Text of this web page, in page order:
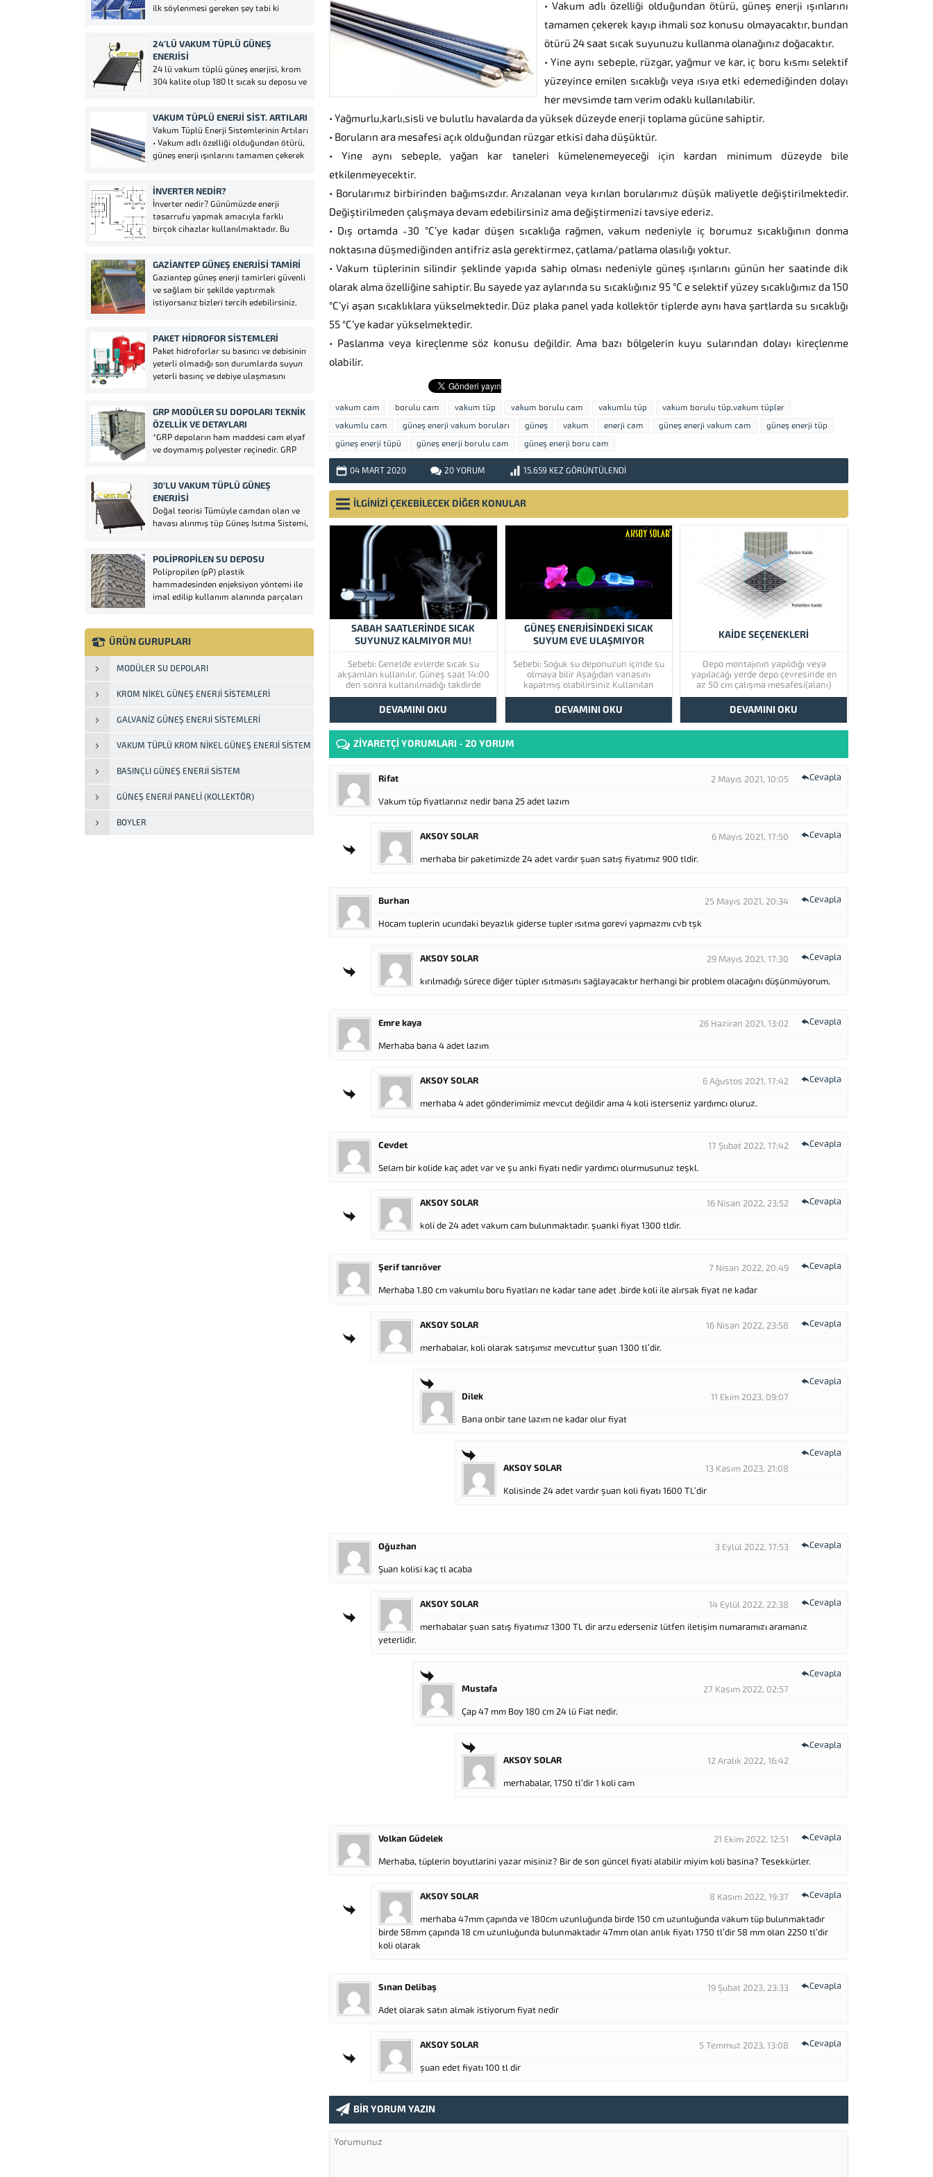
• Vakum adlı özelliği olduğundan ötürü, güneş enerji ışınlarını
tamamen çekerek kayıp ihmali soz konusu olmayacaktır, bundan
ötürü 24 saat sıcak suyunuzu kullanma olanağınız doğacaktır.
• Yine aynı sebeple, rüzgar, yağmur ve kar, iç boru kısmı selektif
yüzeyince emilen sıcaklığı veya ısıya etki edemediğinden dolayı
her mevsimde tam verim odaklı kullanılabilir.
• Yağmurlu,karlı,sisli ve bulutlu havalarda da yüksek düzeyde enerji toplama gücüne sahiptir.
• Boruların ara mesafesi açık olduğundan rüzgar etkisi daha düşüktür.
• Yine aynı sebeple, yağan kar taneleri kümelenemeyeceği için kardan minimum düzeyde bile
etkilenmeyecektir.
• Borularımız birbirinden bağımsızdır. Arızalanan veya kırılan borularımız düşük maliyetle değiştirilmektedir.
Değiştirilmeden çalışmaya devam edebilirsiniz ama değiştirmenizi tavsiye ederiz.
• Dış ortamda -30 °C’ye kadar düşen sıcaklığa rağmen, vakum nedeniyle iç borumuz sıcaklığının donma
noktasına düşmediğinden antifriz asla gerektirmez, çatlama/patlama olasılığı yoktur.
• Vakum tüplerinin silindir şeklinde yapıda sahip olması nedeniyle güneş ışınlarını günün her saatinde dik
olarak alma özelliğine sahiptir. Bu sayede yaz aylarında su sıcaklığınız 95 °C e selektif yüzey sıcaklığımız da 150
°C’yi aşan sıcaklıklara yükselmektedir. Düz plaka panel yada kollektör tiplerde aynı hava şartlarda su sıcaklığı
55 °C’ye kadar yükselmektedir.
• Paslanma veya kireçlenme söz konusu değildir. Ama bazı bölgelerin kuyu sularından dolayı kireçlenme
olabilir.
vakum cam borulu cam vakum tüp vakum borulu cam vakumlu tüp
vakum borulu tüp.vakum tüpler
vakumlu cam
güneş enerji vakum boruları güneş vakum enerji cam güneş enerji vakum cam
güneş enerji tüp
güneş enerji tüpü
güneş enerji borulu cam güneş enerji boru cam
04 MART 2020 20 YORUM 15.659 KEZ GÖRÜNTÜLENDI
İLGİNİZİ ÇEKEBİLECEK DİĞER KONULAR
SABAH SAATLERINDE SICAK
SUYUNUZ KALMIYOR MU!
Sebebi: Genelde evlerde sıcak su
akşamları kullanılır. Güneş saat 14:00
den sonra kullanılmadığı takdirde
akşama suyu ısıtarak hazır hale
getirecektir, sizlerde istediğiniz
saatte kullanabilirsiniz. Sıcak su
kazanının içindeki izolesi zayıf
olabilir. Güneş enerjisinin yönü yanlış
konumlandırılmış olabilir. Türkiye
şartlarında her...
DEVAMINI OKU
GÜNEŞ ENERJISINDEKI SICAK
SUYUM EVE ULAŞMIYOR
DIYORSANIZ!
Sebebi: Soğuk su deponuzun içinde su
olmaya bilir Aşağıdan vanasını
kapatmış olabilirsiniz Kullanılan
şamandıranın içine tortu veya
pislikten dolayı tıkanmış olabilir
Güneş enerji içerisinde hava yapmış
veyahut vakumlama yapmış olabilir.
tankının...
DEVAMINI OKU
KAİDE SEÇENEKLERİ
Depo montajının yapıldığı veya
yapılacağı yerde depo çevresinde en
az 50 cm çalışma mesafesi(alanı)
kalacak şekilde kaide betonu veya
plastiği atılır. Kaide betonu yüksekliği
en az 10 cm olmalıdır. Kaide yapılacak
yere beton dökümü mümkün olmadığı
DEVAMINI OKU
ZİYARETÇİ YORUMLARI - 20 YORUM
Rifat 2 Mayıs 2021, 10:05
Vakum tüp fiyatlarınız nedir bana 25 adet lazım
Cevapla
AKSOY SOLAR 6 Mayıs 2021, 17:50
merhaba bir paketimizde 24 adet vardır şuan satış fiyatımız 900 tldir.
Cevapla
Burhan 25 Mayıs 2021, 20:34
Hocam tuplerin ucundaki beyazlık giderse tupler ısıtma gorevi yapmazmı cvb tşk
Cevapla
AKSOY SOLAR 29 Mayıs 2021, 17:30
kırılmadığı sürece diğer tüpler ısıtmasını sağlayacaktır herhangi bir problem olacağını düşünmüyorum.
Cevapla
Emre kaya 26 Haziran 2021, 13:02
Merhaba bana 4 adet lazım
Cevapla
AKSOY SOLAR 6 Ağustos 2021, 17:42
merhaba 4 adet gönderimimiz mevcut değildir ama 4 koli isterseniz yardımcı oluruz.
Cevapla
Cevdet 17 Şubat 2022, 17:42
Selam bir kolide kaç adet var ve şu anki fiyatı nedir yardımcı olurmusunuz teşkl.
Cevapla
AKSOY SOLAR 16 Nisan 2022, 23:52
koli de 24 adet vakum cam bulunmaktadır. şuanki fiyat 1300 tldir.
Cevapla
Şerif tanrıöver 7 Nisan 2022, 20:49
Merhaba 1.80 cm vakumlu boru fiyatları ne kadar tane adet .birde koli ile alırsak fiyat ne kadar
Cevapla
AKSOY SOLAR 16 Nisan 2022, 23:58
merhabalar, koli olarak satışımız mevcuttur şuan 1300 tl’dir.
Cevapla
Dilek 11 Ekim 2023, 09:07
Bana onbir tane lazım ne kadar olur fiyat
Cevapla
AKSOY SOLAR 13 Kasım 2023, 21:08
Kolisinde 24 adet vardır şuan koli fiyatı 1600 TL’dir
Cevapla
Oğuzhan 3 Eylül 2022, 17:53
Şuan kolisi kaç tl acaba
Cevapla
AKSOY SOLAR 14 Eylül 2022, 22:38
merhabalar şuan satış fiyatımız 1300 TL dir arzu ederseniz lütfen iletişim numaramızı aramanız
yeterlidir.
Cevapla
Mustafa 27 Kasım 2022, 02:57
Çap 47 mm Boy 180 cm 24 lü Fiat nedir.
Cevapla
AKSOY SOLAR 12 Aralık 2022, 16:42
merhabalar, 1750 tl’dir 1 koli cam
Cevapla
Volkan Güdelek 21 Ekim 2022, 12:51
Merhaba, tüplerin boyutlarini yazar misiniz? Bir de son güncel fiyati alabilir miyim koli basina? Tesekkürler.
Cevapla
AKSOY SOLAR 8 Kasım 2022, 19:37
merhaba 47mm çapında ve 180cm uzunluğunda birde 150 cm uzunluğunda vakum tüp bulunmaktadır
birde 58mm çapında 18 cm uzunluğunda bulunmaktadır 47mm olan anlık fiyatı 1750 tl’dir 58 mm olan 2250 tl’dir
koli olarak
Cevapla
Sınan Delibaş 19 Şubat 2023, 23:33
Adet olarak satın almak istiyorum fiyat nedir
Cevapla
AKSOY SOLAR 5 Temmuz 2023, 13:08
şuan edet fiyatı 100 tl dir
Cevapla
BİR YORUM YAZIN
Kullanımdaki sıcak suyu önceden...
ilk söylenmesi gereken şey tabi ki
bitmeyecek olmasıdır. Günümüzde çok
sık kullanılan doğalgaz ve petrol gibi
enerji türleri sonraki zamanlarda
tükenebilir. Fakat güneş ile elde...
24’LÜ VAKUM TÜPLÜ GÜNEŞ
ENERJISI
24 lü vakum tüplü güneş enerjisi, krom
304 kalite olup 180 lt sıcak su deposu ve
eklenmektedir. Gaziantep ve çevre
illerimiz başta olmak üzere tüm...
VAKUM TÜPLÜ ENERJI SIST. ARTILARI
Vakum Tüplü Enerji Sistemlerinin Artıları
• Vakum adlı özelliği olduğundan ötürü,
güneş enerji ışınlarını tamamen çekerek
kullanma olanağınız doğacaktır. • Yine
aynı sebeple, rüzgar, yağmur ve kar, iç
boru...
İNVERTER NEDIR?
İnverter nedir? Günümüzde enerji
tasarrufu yapmak amacıyla farklı
birçok cihazlar kullanılmaktadır. Bu
ayarlarını düzenleyen cihazlara inverter
adı verilmektedir. Alternatif akımı doğru
akıma, doğru akımı ise alternatif akıma
çeviren aynı zamanda 3 fazlı çalışma...
GAZIANTEP GÜNEŞ ENERJISI TAMIRI
Gaziantep güneş enerji tamirleri güvenli
ve sağlam bir şekilde yaptırmak
istiyorsanız bizleri tercih edebilirsiniz.
hizmetlerimizi bizleri takip ederek
görebilirsiniz. Gaziantep güneş enerji
arızaları tespit ederek sizlere bilgi
aktarmaktayız eğer fiyatlarımızı kabul
PAKET HIDROFOR SISTEMLERI
Paket hidroforlar su basıncı ve debisinin
yeterli olmadığı son durumlarda suyun
yeterli basınç ve debiye ulaşmasını
genellikle yüksek binalarda, sulama
sistemlerinde, normal apartmanlarda,
villalarda, ev tipi hidroforu, okul tipi
hidroforu, hastane...
GRP MODÜLER SU DOPOLARI TEKNIK
ÖZELLIK VE DETAYLARI
*GRP depoların ham maddesi cam elyaf
ve doymamış polyester reçinedir. GRP
ömürlüdür.*GRP depo modülleri yüksek
tonajlı preslerde sıkıştırılarak sıcak
kalıpta imal edilirler. Üzerindeki
formlardan dolayı sağlamlık kazanan
30’LU VAKUM TÜPLÜ GÜNEŞ
ENERJISI
Doğal teorisi Tümüyle camdan olan ve
havası alınmış tüp Güneş Isıtma Sistemi,
enerjisini ısı enerjisine dönüştürür.
Sistemin verimli çalışması için ilave bir
güç kaynağına hiç gerek yoktur. Havası
alınmış tüplerin...
POLIPROPILEN SU DEPOSU
Polipropilen (pP) plastik
hammadesinden enjeksiyon yöntemi ile
imal edilip kullanım alanında parçaları
yüksek maliyeti olduğu için özel
kullanılmaktadır.
ÜRÜN GURUPLARI
MODÜLER SU DEPOLARI
KROM NIKEL GÜNEŞ ENERJI SISTEMLERI
GALVANIZ GÜNEŞ ENERJI SISTEMLERI
VAKUM TÜPLÜ KROM NIKEL GÜNEŞ ENERJI SISTEM
BASINÇLI GÜNEŞ ENERJI SISTEM
GÜNEŞ ENERJI PANELI (KOLLEKTÖR)
BOYLER